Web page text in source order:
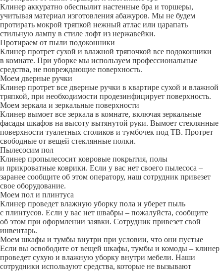
Клинер аккуратно обеспылит настенные бра и торшеры,
учитывая материал изготовления абажуров. Мы не будем
протирать мокрой тряпкой нежный атлас или царапать
стильную лампу в стиле лофт из нержавейки.
Протираем от пыли подоконники
Клинер протрет сухой и влажной тряпочкой все подоконники
в комнате. При уборке мы используем профессиональные
средства, не повреждающие поверхность.
Моем дверные ручки
Клинер протрет все дверные ручки в квартире сухой и влажной
тряпкой, при необходимости продезинфицирует поверхность.
Моем зеркала и зеркальные поверхности
Клинер вымоет все зеркала в комнате, включая зеркальные
фасады шкафов на высоту вытянутой руки. Вымоет стеклянные
поверхности туалетных столиков и тумбочек под ТВ. Протрет
свободные от вещей стеклянные полки.
Пылесосим пол
Клинер пропылесосит ковровые покрытия, полы
и прикроватные коврики. Если у вас нет своего пылесоса –
заранее сообщите об этом оператору, наш сотрудник привезет
свое оборудование.
Моем пол и плинтуса
Клинер проведет влажную уборку пола и уберет пыль
с плинтусов. Если у вас нет швабры – пожалуйста, сообщите
об этом при оформлении заявки. Сотрудник привезет свой
инвентарь.
Моем шкафы и тумбы внутри при условии, что они пустые
Если вы освободите от вещей шкафы, тумбы и комоды – клинер
проведет сухую и влажную уборку внутри мебели. Наши
сотрудники используют средства, которые не вызывают